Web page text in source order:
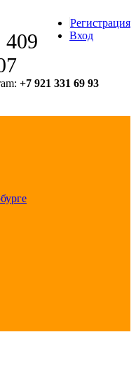
Регистрация
Вход
409
+7 921 331 69 93